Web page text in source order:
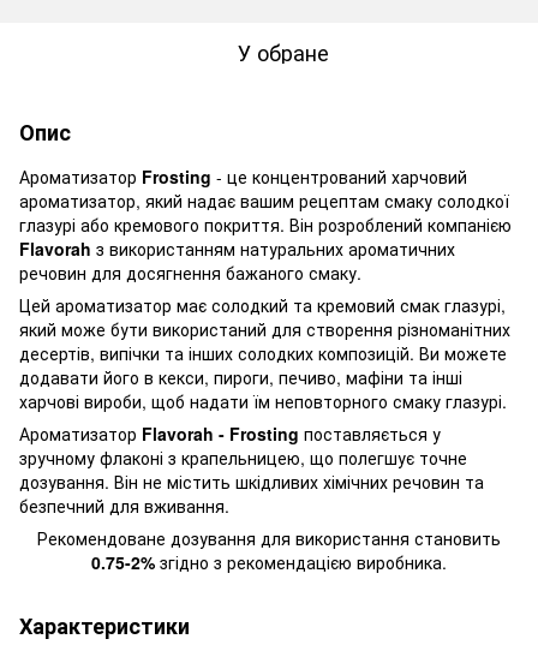
У обране
Опис
Ароматизатор Frosting - це концентрований харчовий
ароматизатор, який надає вашим рецептам смаку солодкої
глазурі або кремового покриття. Він розроблений компанією
Flavorah з використанням натуральних ароматичних
речовин для досягнення бажаного смаку.
Цей ароматизатор має солодкий та кремовий смак глазурі,
який може бути використаний для створення різноманітних
десертів, випічки та інших солодких композицій. Ви можете
додавати його в кекси, пироги, печиво, мафіни та інші
харчові вироби, щоб надати їм неповторного смаку глазурі.
Ароматизатор Flavorah - Frosting поставляється у
зручному флаконі з крапельницею, що полегшує точне
дозування. Він не містить шкідливих хімічних речовин та
безпечний для вживання.
Рекомендоване дозування для використання становить
0.75-2% згідно з рекомендацією виробника.
Характеристики